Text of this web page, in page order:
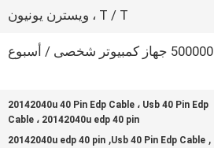
T / T ، ويسترن يونيون
500000 جهاز كمبيوتر شخصى / أسبوع
20142040u 40 Pin Edp Cable ، Usb 40 Pin Edp
Cable ، 20142040u edp 40 pin
,
Usb 40 Pin Edp Cable
,
20142040u edp 40 pin